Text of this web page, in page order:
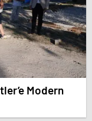
Modern